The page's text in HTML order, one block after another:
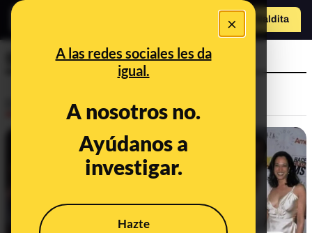
×
A las redes sociales les da
igual.
A nosotros no.
Ayúdanos a
investigar.
Hazte
Hazte Maldito
a
Sean Diddy Combs